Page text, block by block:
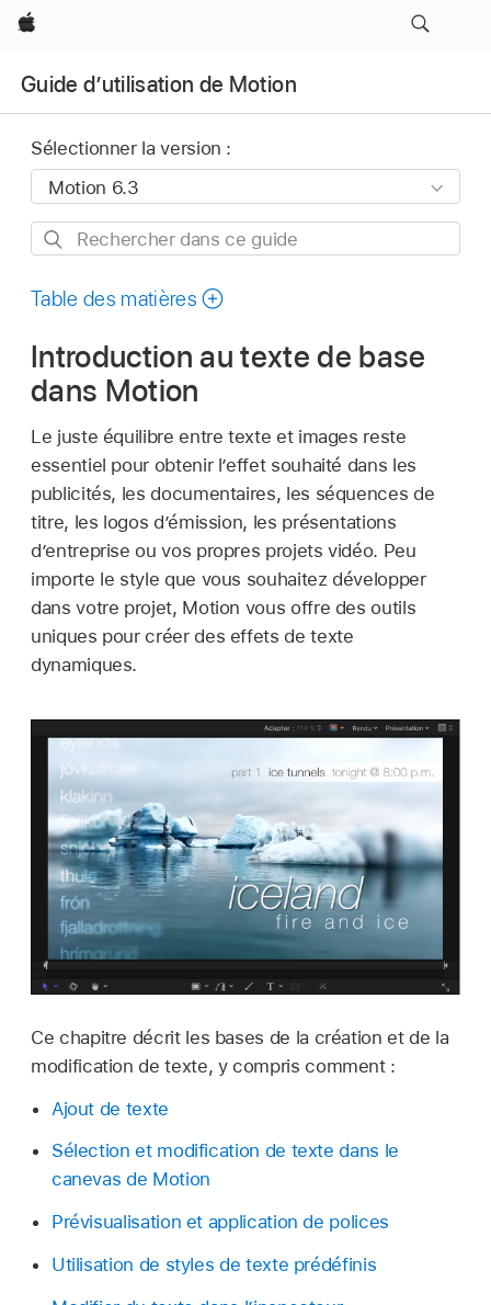
Apple
Guide d’utilisation de Motion
Sélectionner la version :
Rechercher
ce
Table des matières
Introduction au texte de base
dans Motion
Le juste équilibre entre texte et images reste
essentiel pour obtenir l’effet souhaité dans les
publicités, les documentaires, les séquences de
titre, les logos d’émission, les présentations
d’entreprise ou vos propres projets vidéo. Peu
importe le style que vous souhaitez développer
dans votre projet, Motion vous offre des outils
uniques pour créer des effets de texte
dynamiques.
Ce chapitre décrit les bases de la création et de la
modification de texte, y compris comment :
Ajout de texte
Sélection et modification de texte dans le
canevas de Motion
Prévisualisation et application de polices
Utilisation de styles de texte prédéfinis